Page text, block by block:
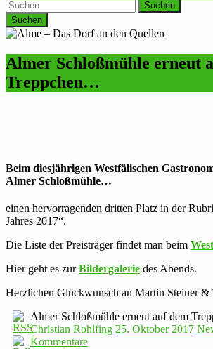
Suchen
Almer Schloßmühle erneut
Treppchen…
Beim diesjährigen Westfälischen
Almer Schloßmühle…
einen hervorragenden dritten Platz in der
Jahres 2017“.
Die Liste der Preisträger findet man beim
Hier geht es zurBildergalerie des Abends.
Herzlichen Glückwunsch an Martin Steiner &
Almer Schloßmühle erneut auf dem
Christian Rohlfing 25. Oktober 2017
Kommentare